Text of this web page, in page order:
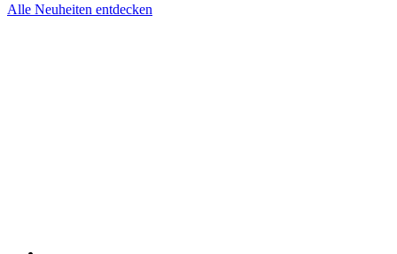
Alle Neuheiten entdecken